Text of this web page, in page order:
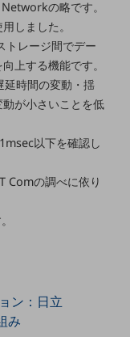
ら
の略です。
しました。
レージ間でデー
上する機能です。
時間の変動・揺
が小さいことを低
以下を確認し
Comの調べに依り
ン：日立
み